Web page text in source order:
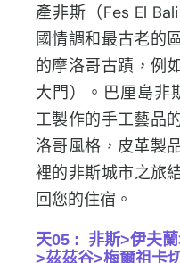
產非斯（Fes El
國情調和最古老的
的摩洛哥古蹟，例
大門）。巴厘島非
工製作的手工藝品
洛哥風格，皮革製
裡的非斯城市之旅
回您的住宿。
天05 : 非斯>伊夫
>茲茲谷>梅爾祖卡